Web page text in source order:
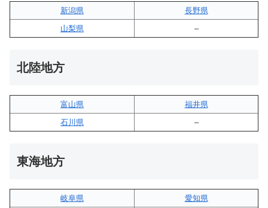
新潟県
長野県
山梨県
–
北陸地方
富山県
福井県
石川県
–
東海地方
岐阜県
愛知県